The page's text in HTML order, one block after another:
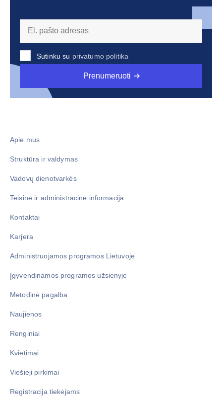
Sutinku su privatumo politika
Prenumeruoti
Apie mus
Struktūra ir valdymas
Vadovų dienotvarkės
Teisinė ir administracinė informacija
Kontaktai
Karjera
Administruojamos programos Lietuvoje
Įgyvendinamos programos užsienyje
Metodinė pagalba
Naujienos
Renginiai
Kvietimai
Viešieji pirkimai
Registracija tiekėjams